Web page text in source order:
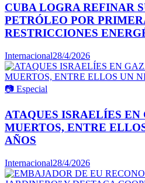
CUBA LOGRA REFINAR
PETRÓLEO POR
RESTRICCIONES
Internacional28/4/2026
📷 Especial
ATAQUES ISRAELÍES
MUERTOS, ENTRE
AÑOS
Internacional28/4/2026